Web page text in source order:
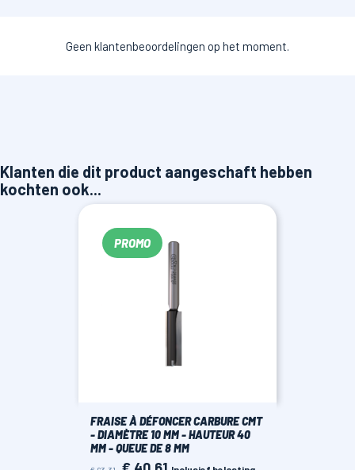
Geen klantenbeoordelingen op het moment.
Klanten die dit product aangeschaft hebben
kochten ook...
PROMO
FRAISE À DÉFONCER CARBURE CMT
- DIAMÈTRE 10 MM - HAUTEUR 40
MM - QUEUE DE 8 MM
NormalePrijs